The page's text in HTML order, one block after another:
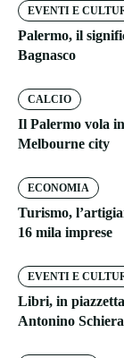
EVENTI E
Palermo, il
Bagnasco
CALCIO
Il Palermo vola
Melbourne city
ECONOMIA
Turismo,
16 mila imprese
EVENTI E
Libri, in
Antonino Schiera